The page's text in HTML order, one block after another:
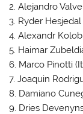
2. Alejandro
3. Ryder
4. Alexandr
5. Haimar
6. Marco Pinotti
7. Joaquin
8. Damiano
9. Dries